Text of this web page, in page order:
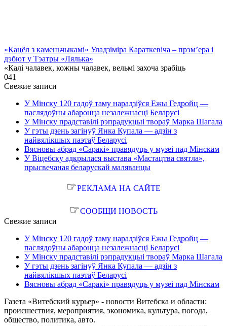
«Кацёл з каменьчыкамі» Уладзіміра Караткевіча – прэм’ера і
дэбют у Тэатры «Лялька»
«Калі чалавек, кожны чалавек, вельмі захоча зрабіць
041
Свежие записи
У Мінску 120 гадоў таму нарадзіўся Ежы Гедройц —
паслядоўны абаронца незалежнасці Беларусі
У Мінску прадставілі рэпрадукцыі твораў Марка Шагала
У гэты дзень загінуў Янка Купала — адзін з
найвялікшых паэтаў Беларусі
Вясновы абрад «Саракі» правядуць у музеі пад Мінскам
У Віцебску адкрылася выстава «Мастацтва святла»,
прысвечаная беларускай маляванцы
☞РЕКЛАМА НА САЙТЕ
☞СООБЩИ НОВОСТЬ
Свежие записи
У Мінску 120 гадоў таму нарадзіўся Ежы Гедройц —
паслядоўны абаронца незалежнасці Беларусі
У Мінску прадставілі рэпрадукцыі твораў Марка Шагала
У гэты дзень загінуў Янка Купала — адзін з
найвялікшых паэтаў Беларусі
Вясновы абрад «Саракі» правядуць у музеі пад Мінскам
Газета «Витебский курьер» - новости Витебска и области:
происшествия, мероприятия, экономика, культура, погода,
общество, политика, авто.